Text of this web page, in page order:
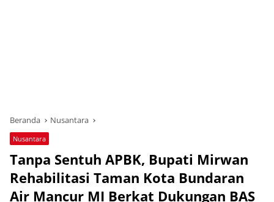
Beranda Nusantara
Nusantara
Tanpa Sentuh APBK, Bupati Mirwan
Rehabilitasi Taman Kota Bundaran
Air Mancur MI Berkat Dukungan BAS